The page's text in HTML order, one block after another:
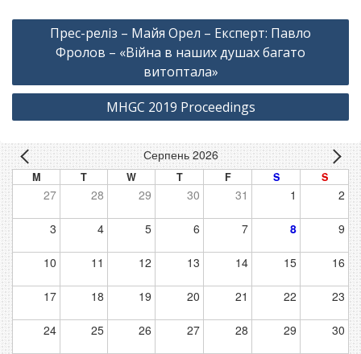
Навігація
записів
Прес-реліз – Майя Орел – Експерт: Павло
Фролов – «Війна в наших душах багато
витоптала»
MHGC 2019 Proceedings
Серпень 2026
M T W T F S S
27 28 29 30 31 1 2
3 4 5 6 7 8 9
10 11 12 13 14 15 16
17 18 19 20 21 22 23
24 25 26 27 28 29 30